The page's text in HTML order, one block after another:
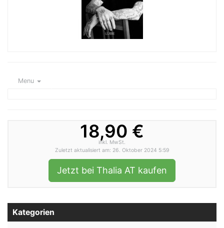
Menu
18,90 €
inkl. MwSt.
Zuletzt aktualisiert am: 26. Oktober 2024 5:59
Jetzt bei Thalia AT kaufen
Kategorien